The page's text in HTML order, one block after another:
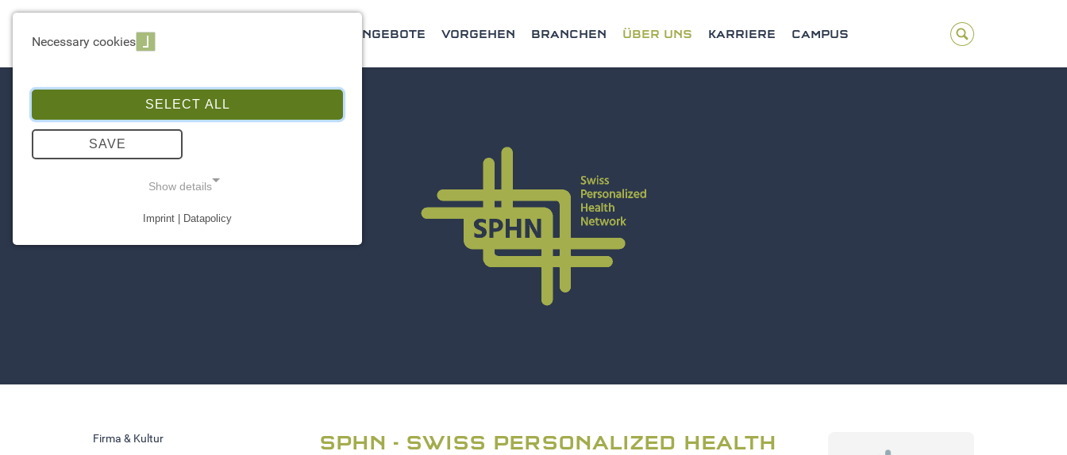
ANGEBOTE VORGEHEN BRANCHEN ÜBER UNS KARRIERE CAMPUS
Firma & Kultur
SPHN - SWISS PERSONALIZED HEALTH
Necessary cookies
SELECT ALL
SAVE
Show details
Imprint | Datapolicy